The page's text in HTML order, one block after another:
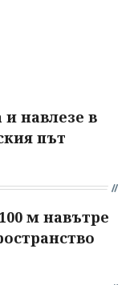
навлезе в
път
м навътре